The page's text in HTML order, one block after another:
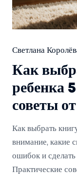
Светлана
Как
ребенка
советы
Как выбрать
внимание, какие
ошибок и
Практические